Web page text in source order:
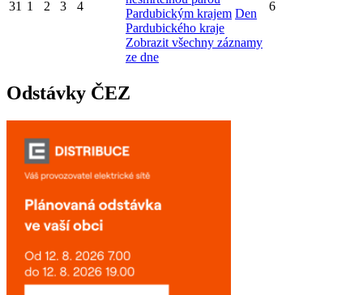
31 1 2 3 4
Pardubickým krajem Den
Pardubického kraje
Zobrazit všechny záznamy
ze dne
6
Odstávky ČEZ